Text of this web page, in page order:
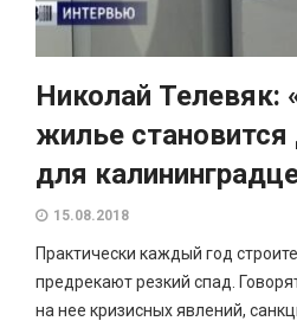
Николай Телевяк:
жилье становится
для
15.08.2018
Практически каждый год
предрекают резкий спад.
на нее кризисных явлений,